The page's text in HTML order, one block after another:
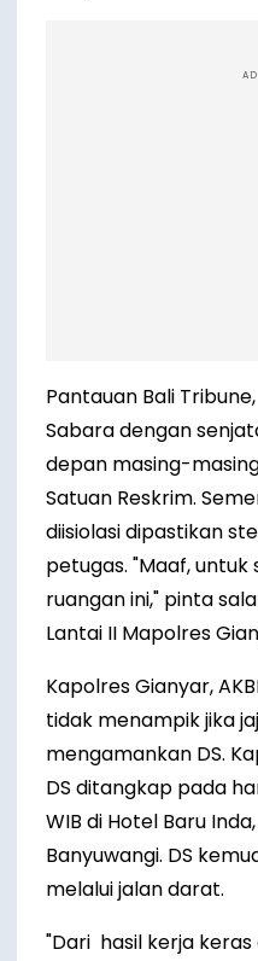
Pantauan Bali
Sabara dengan
depan masing-
Satuan Reskrim.
diisiolasi dipastikan
petugas. "Maaf,
ruangan ini," pinta
Lantai II Mapolres
Kapolres Gianyar,
tidak menampik jika
mengamankan DS.
DS ditangkap pada
WIB di Hotel Baru
Banyuwangi. DS
melalui jalan darat.
"Dari hasil kerja